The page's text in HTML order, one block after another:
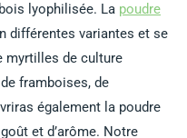
lyophilisée. La poudre
différentes variantes et se
myrtilles de culture
framboises, de
également la poudre
et d’arôme. Notre